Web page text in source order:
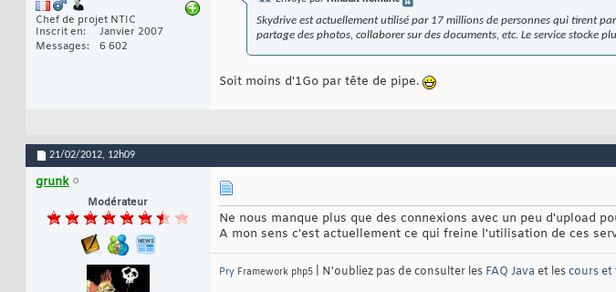
Chef de projet NTIC
Inscrit en
Janvier 2007
Messages
6 602
Skydrive est actuellement utilisé par 17 millions de personnes qui tirent
partage des photos, collaborer sur des documents, etc. Le service stocke
Soit moins d'1Go par tête de pipe.
21/02/2012, 12h09
grunk
Modérateur
Ne nous manque plus que des connexions avec un peu d'upload
A mon sens c'est actuellement ce qui freine l'utilisation de ces
Pry Framework php5 | N'oubliez pas de consulter les FAQ Java et lescours et